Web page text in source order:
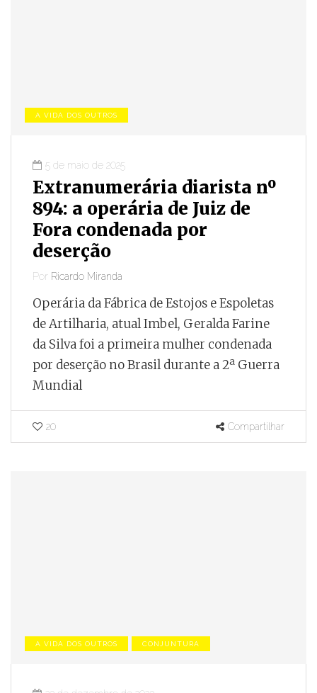
A VIDA DOS OUTROS
5 de maio de 2025
Extranumerária diarista nº
894: a operária de Juiz de
Fora condenada por
deserção
Por Ricardo Miranda
Operária da Fábrica de Estojos e Espoletas
de Artilharia, atual Imbel, Geralda Farine
da Silva foi a primeira mulher condenada
por deserção no Brasil durante a 2ª Guerra
Mundial
20 Compartilhar
A VIDA DOS OUTROS CONJUNTURA